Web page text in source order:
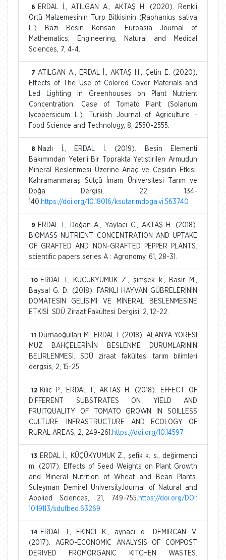
6
ERDAL İ., ATILGAN A., AKTAŞ H. (2020). Renkli
Örtü Malzemesinin Turp Bitkisinin (Raphanius sativa
L.) Bazı Besin Konsan. Euroasia Journal of
Mathematics, Engineering, Natural and Medical
Sciences, 7, 4-4.
7 ATILGAN A., ERDAL İ., AKTAŞ H., Çetin E. (2020).
Effects of The Use of Colored Cover Materials and
Led Lighting in Greenhouses on Plant Nutrient
Concentration: Case of Tomato Plant (Solanum
lycopersicum L.). Turkish Journal of Agriculture -
Food Science and Technology, 8, 2550-2555.
8
Nazlı İ., ERDAL İ. (2019). Besin Elementi
Bakımından Yeterli Bir Toprakta Yetiştirilen Armudun
Mineral Beslenmesi Üzerine Anaç ve Çeşidin Etkisi.
Kahramanmaraş Sütçü İmam Üniversitesi Tarım ve
Doğa Dergisi, 22, 134-
140. https://doi.org/10.18016/ksutarimdoga.vi.563740
9
ERDAL İ., Doğan A., Yaylacı C., AKTAŞ H. (2018).
BIOMASS NUTRIENT CONCENTRATION AND UPTAKE
OF GRAFTED AND NON-GRAFTED PEPPER PLANTS.
scientific papers series A : Agronomy, 61, 28-31.
10 ERDAL İ., KÜÇÜKYUMUK Z., şimşek k., Basır M.,
Baysal G. D. (2018). FARKLI HAYVAN GÜBRELERİNİN
DOMATESİN GELİŞİMİ VE MİNERAL BESLENMESİNE
ETKİSİ. SDÜ Ziraat Fakültesi Dergisi, 2, 12-22.
11
Durnaoğulları M., ERDAL İ. (2018). ALANYA YÖRESİ
MUZ BAHÇELERİNİN BESLENME DURUMLARININ
BELİRLENMESİ. SDÜ ziraat fakültesi tarım bilimleri
dergsis, 2, 15-25.
12 Kılıç P., ERDAL İ., AKTAŞ H. (2018). EFFECT OF
DIFFERENT SUBSTRATES ON YIELD AND
FRUITQUALITY OF TOMATO GROWN IN SOILLESS
CULTURE. INFRASTRUCTURE AND ECOLOGY OF
RURAL AREAS, 2, 249-261. https://doi.org/10.14597
13
ERDAL İ., KÜÇÜKYUMUK Z., şefik k. s., değirmenci
m. (2017). Effects of Seed Weights on Plant Growth
and Mineral Nutrition of Wheat and Bean Plants.
Süleyman Demirel UniversityJournal of Natural and
Applied Sciences, 21, 749-755. https://doi.org/DOI:
10.19113/sdufbed.63269
14
ERDAL İ., EKİNCİ K., aynacı d., DEMİRCAN V.
(2017). AGRO-ECONOMIC ANALYSIS OF COMPOST
DERIVED FROMORGANIC KITCHEN WASTES.